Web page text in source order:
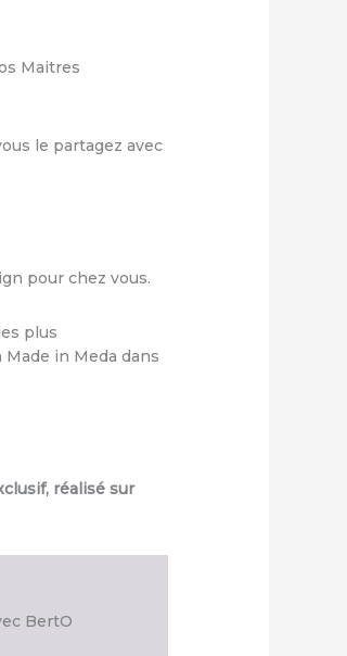
Maitres
le partagez avec
pour chez vous.
plus
in Meda dans
réalisé sur
BertO